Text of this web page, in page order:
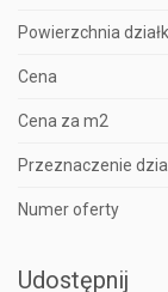
Powierzchnia
Cena
Cena za m2
Przeznaczenie
Numer oferty
Udostępnij